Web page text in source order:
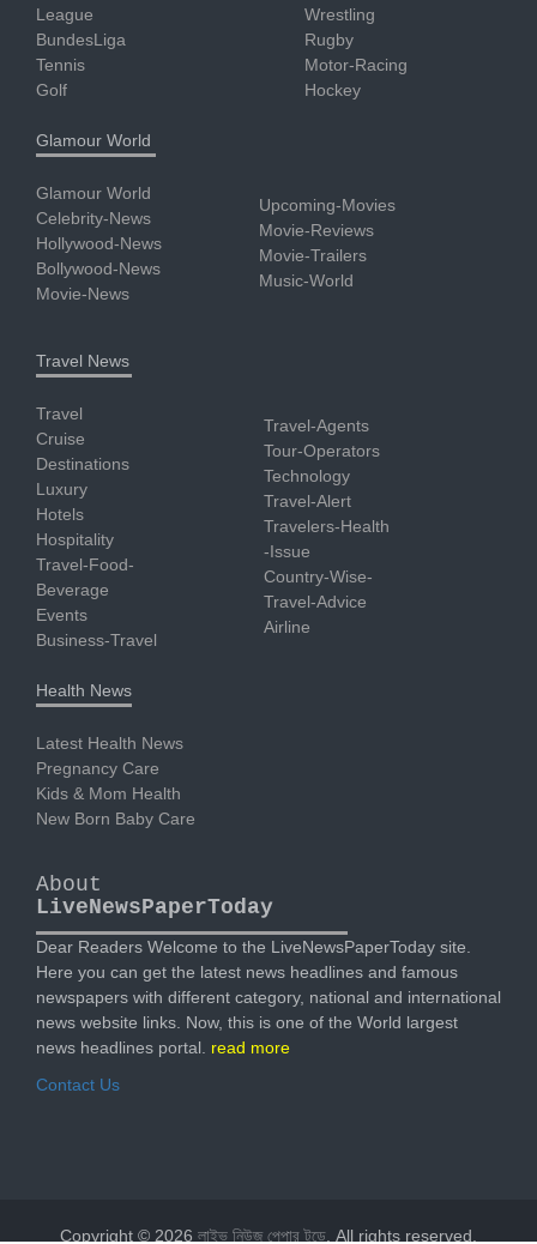
League
BundesLiga
Tennis
Golf
Wrestling
Rugby
Motor-Racing
Hockey
Glamour World
Glamour World
Celebrity-News
Hollywood-News
Bollywood-News
Movie-News
Upcoming-Movies
Movie-Reviews
Movie-Trailers
Music-World
Travel News
Travel
Cruise
Destinations
Luxury
Hotels
Hospitality
Travel-Food-
Beverage
Events
Business-Travel
Travel-Agents
Tour-Operators
Technology
Travel-Alert
Travelers-Health
-Issue
Country-Wise-
Travel-Advice
Airline
Health News
Latest Health News
Pregnancy Care
Kids & Mom Health
New Born Baby Care
About
LiveNewsPaperToday
Dear Readers Welcome to the LiveNewsPaperToday site.
Here you can get the latest news headlines and famous
newspapers with different category, national and international
news website links. Now, this is one of the World largest
news headlines portal. read more
Contact Us
Copyright © 2026 লাইভ নিউজ পেপার টুডে . All rights reserved.